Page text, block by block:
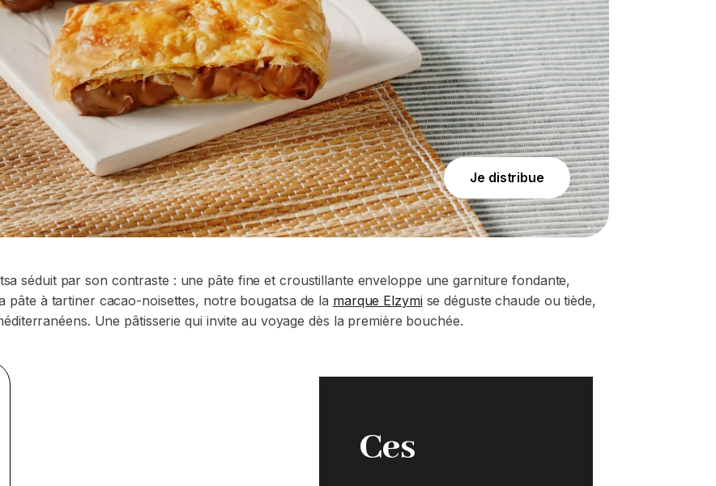
Je distribue
séduit par son contraste : une pâte fine et croustillante enveloppe une garniture fondante,
pâte à tartiner cacao-noisettes, notre bougatsa de la marque Elzymise déguste chaude ou tiède,
Une pâtisserie qui invite au voyage dès la première bouchée.
Ces